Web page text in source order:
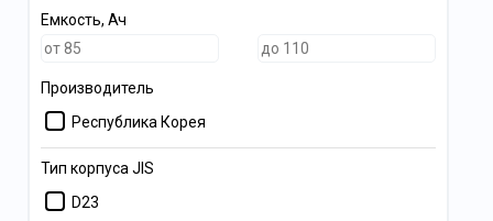
Емкость, Ач
Производитель
Республика Корея
Тип корпуса JIS
D23